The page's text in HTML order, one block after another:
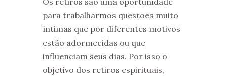
para trabalharmos questões muito
íntimas que por diferentes motivos
estão adormecidas ou que
influenciam seus dias. Por isso o
objetivo dos retiros espirituais,